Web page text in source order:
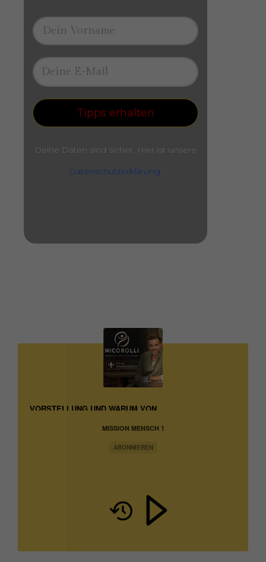
Tipps erhalten
Deine Daten sind sicher. Hier ist unsere
Datenschutzerklärung.
MISSION MENSCH 1
ABONNIEREN
VORSTELLUNG UND WARUM VON